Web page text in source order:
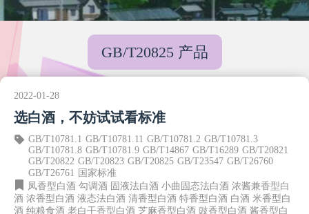
GB/T20825 产品
2022-01-28
选白酒，不妨试试看标准
GB/T10781.1 GB/T10781.11 GB/T10781.2 GB/T10781.3
GB/T10781.8 GB/T10781.9 GB/T14867 GB/T16289 GB/T20821
GB/T20822 GB/T20823 GB/T20825 GB/T23547 GB/T26760
GB/T26761 国家标准
凤香型白酒 勾调酒 固液法白酒 小曲固态法白酒 浓酱兼香型白
酒 浓香型白酒 液态法白酒 清香型白酒 特香型白酒 白酒 米香型白
酒 纯粮食酒 老白干香型白酒 芝麻香型白酒 豉香型白酒 酱香型白